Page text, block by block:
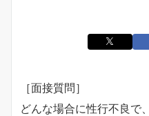
［面接質問］
どんな場合に性行不良で